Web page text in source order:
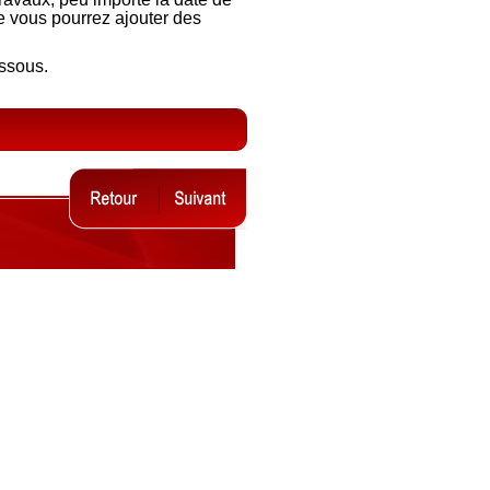
vous pourrez ajouter des